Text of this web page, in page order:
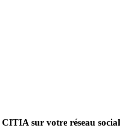
CITIA sur votre réseau social